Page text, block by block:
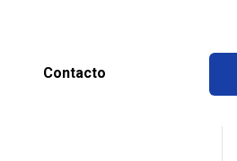
Contacto